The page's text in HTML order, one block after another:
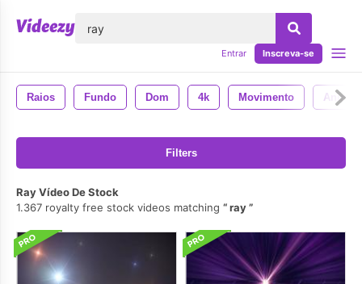
Entrar Inscreva-se
Raios Fundo Dom 4k Movimento
Filters
Ray Vídeo De Stock
1.367 royalty free stock videos matching
ray